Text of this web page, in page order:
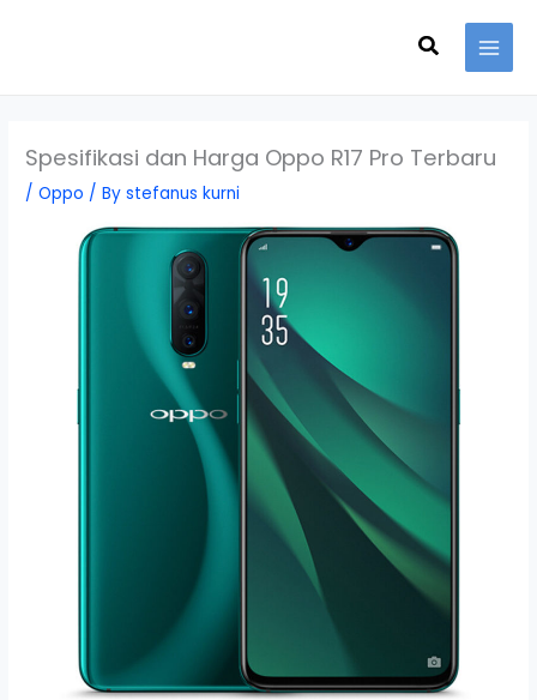
Search
Spesifikasi dan Harga Oppo R17 Pro Terbaru
/Oppo / Bystefanus kurni